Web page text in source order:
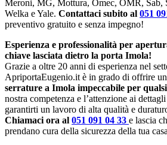
Meroni, MG, Mottura, Omec, OMR, Sab,
Welka e Yale. Contattaci subito al 051
preventivo gratuito e senza impegno!
Esperienza e professionalità per
chiave lasciata dietro la porta Imola!
Grazie a oltre 20 anni di esperienza nel
ApriportaEugenio.it è in grado di offrire
serrature a Imola impeccabile per
nostra competenza e l’attenzione ai
garantirti un lavoro di alta qualità e
Chiamaci ora al 051 091 04 33 e lascia
prendano cura della sicurezza della tua